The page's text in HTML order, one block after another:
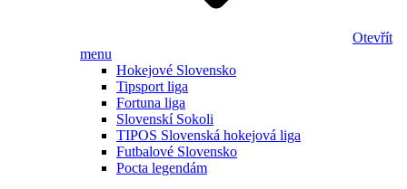
Otevřít
menu
Hokejové Slovensko
Tipsport liga
Fortuna liga
Slovenskí Sokoli
TIPOS Slovenská hokejová liga
Futbalové Slovensko
Pocta legendám